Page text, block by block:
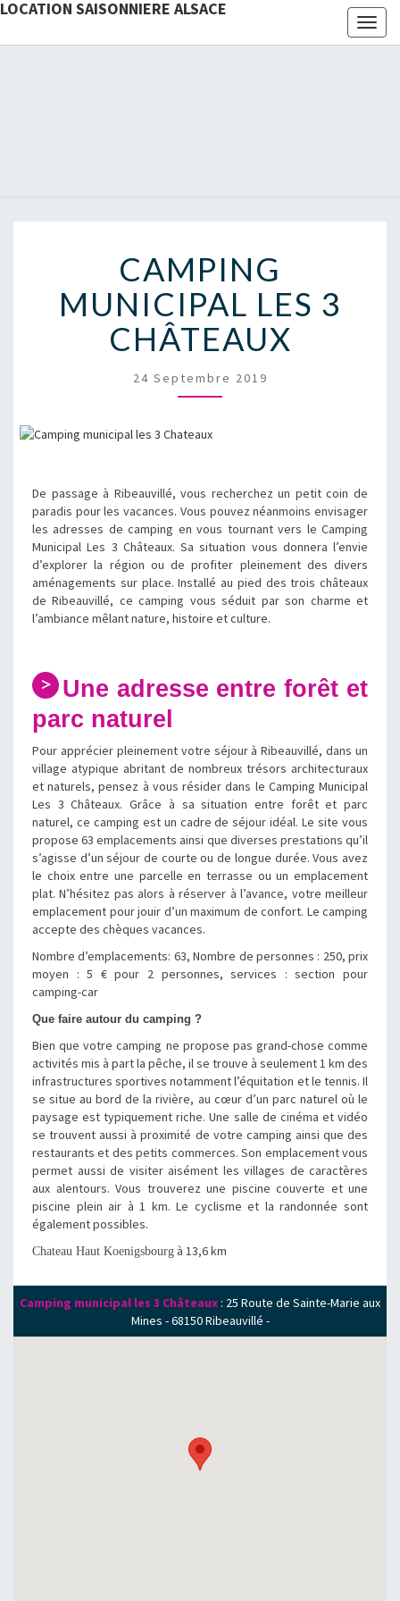
LOCATION SAISONNIERE ALSACE
CAMPING
MUNICIPAL LES 3
CHÂTEAUX
24 Septembre 2019
De passage à Ribeauvillé, vous recherchez un petit coin de
paradis pour les vacances. Vous pouvez néanmoins envisager
les adresses de camping en vous tournant vers le Camping
Municipal Les 3 Châteaux. Sa situation vous donnera l’envie
d’explorer la région ou de profiter pleinement des divers
aménagements sur place. Installé au pied des trois châteaux
de Ribeauvillé, ce camping vous séduit par son charme et
l’ambiance mêlant nature, histoire et culture.
Une adresse entre forêt et
parc naturel
Pour apprécier pleinement votre séjour à Ribeauvillé, dans un
village atypique abritant de nombreux trésors architecturaux
et naturels, pensez à vous résider dans le Camping Municipal
Les 3 Châteaux. Grâce à sa situation entre forêt et parc
naturel, ce camping est un cadre de séjour idéal. Le site vous
propose 63 emplacements ainsi que diverses prestations qu’il
s’agisse d’un séjour de courte ou de longue durée. Vous avez
le choix entre une parcelle en terrasse ou un emplacement
plat. N’hésitez pas alors à réserver à l’avance, votre meilleur
emplacement pour jouir d’un maximum de confort. Le camping
accepte des chèques vacances.
Nombre d’emplacements: 63, Nombre de personnes : 250, prix
moyen : 5 € pour 2 personnes, services : section pour
camping-car
Que faire autour du camping ?
Bien que votre camping ne propose pas grand-chose comme
activités mis à part la pêche, il se trouve à seulement 1 km des
infrastructures sportives notamment l’équitation et le tennis. Il
se situe au bord de la rivière, au cœur d’un parc naturel où le
paysage est typiquement riche. Une salle de cinéma et vidéo
se trouvent aussi à proximité de votre camping ainsi que des
restaurants et des petits commerces. Son emplacement vous
permet aussi de visiter aisément les villages de caractères
aux alentours. Vous trouverez une piscine couverte et une
piscine plein air à 1 km. Le cyclisme et la randonnée sont
également possibles.
Chateau Haut Koenigsbourg à 13,6 km
Camping municipal les 3 Châteaux : 25 Route de Sainte-Marie aux
Mines -68150Ribeauvillé -